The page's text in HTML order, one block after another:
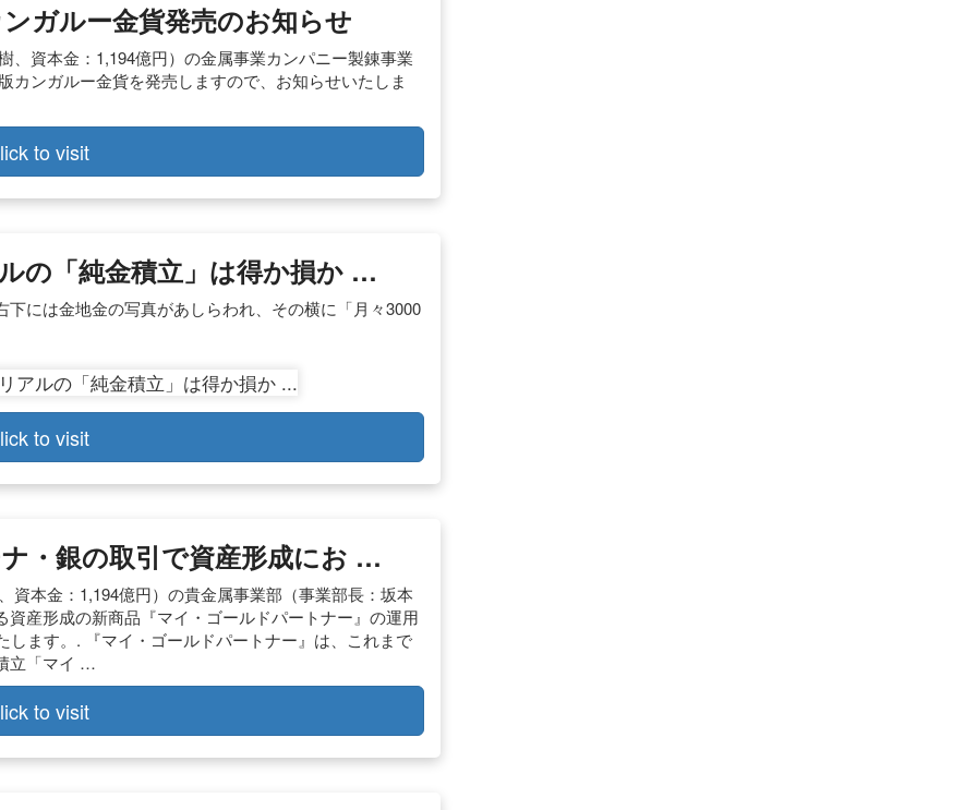
ガルー金貨発売のお知らせ
、資本金：1,194億円）の金属事業カンパニー製錬事業
カンガルー金貨を発売しますので、お知らせいたしま
to visit
の「純金積立」は得か損か …
には金地金の写真があしらわれ、その横に「月々3000
to visit
・銀の取引で資産形成にお …
資本金：1,194億円）の貴金属事業部（事業部長：坂本
産形成の新商品『マイ・ゴールドパートナー』の運用
ます。. 『マイ・ゴールドパートナー』は、これまで
立「マイ …
to visit